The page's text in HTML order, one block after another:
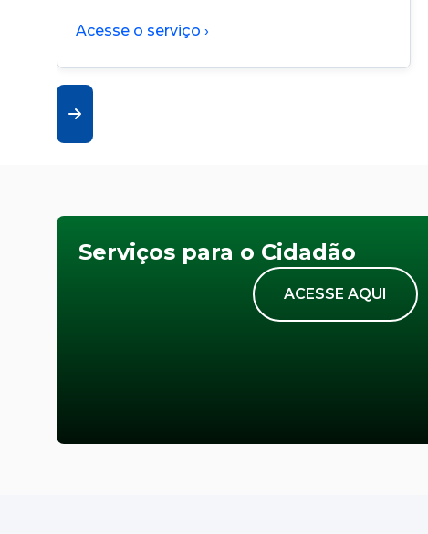
Acesse o serviço ›
Serviços para o Cidadão
ACESSE AQUI